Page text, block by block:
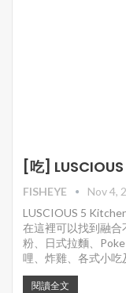
[吃]
FISHEYE
Nov 4,
LUSCIOUS 5
在這裡可以找到融
粉、日式拉麵、
哩、炸雞、各式小吃
閱讀全文